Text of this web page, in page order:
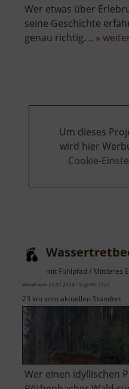
Wer etwas über
seine Geschichte
genau richtig. .. »
Um dieses
wird hier
Cookie-
mit Fühlpfad / Mittleres
aktuell vom 23.07.2024 / Zugriffe: 2727
23 km vom aktuellen Standort
Wer einen idyllischen